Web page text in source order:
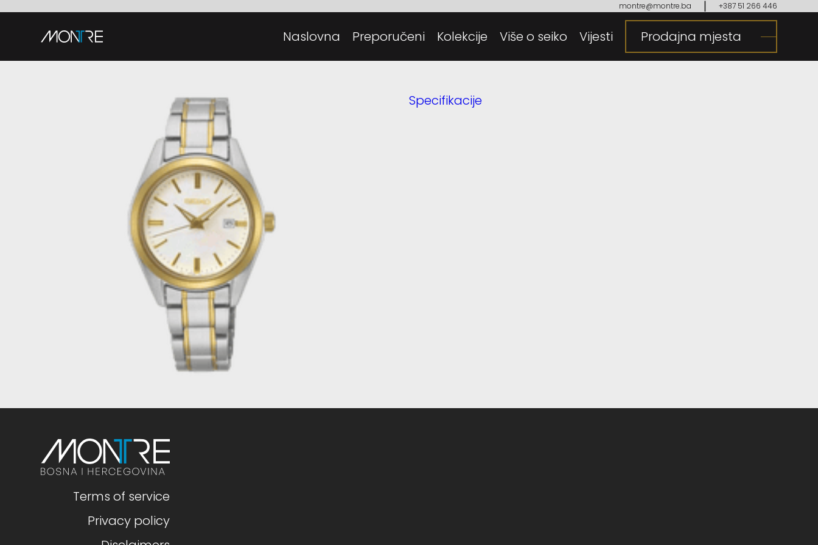
montre@montre.ba | +387 51 266 446
Naslovna Preporučeni Kolekcije Više o seiko
Tehnologija
Vijesti Prodajna mjesta
Specifikacije
Terms of service
Privacy policy